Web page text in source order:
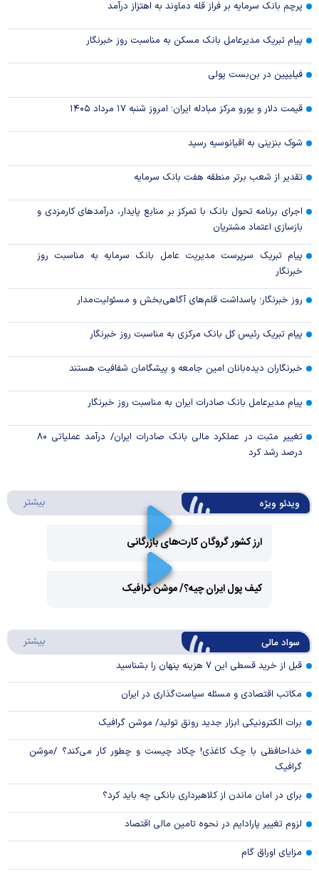
پرچم بانک سرمایه بر فراز قله دماوند به اهتزاز درآمد
پیام تبریک مدیرعامل بانک مسکن به مناسبت روز خبرنگار
فیلیپین در بن‌بست پولی
قیمت دلار و یورو مرکز مبادله ایران؛ امروز شنبه ۱۷ مرداد ۱۴۰۵
شوک بنزینی به اقیانوسیه رسید
تقدیر از شعب برتر منطقه هفت بانک سرمایه
اجرای برنامه تحول بانک با تمرکز بر منابع پایدار، درآمدهای کارمزدی و
بازسازی اعتماد مشتریان
پیام تبریک سرپرست مدیریت عامل بانک سرمایه به مناسبت روز
خبرنگار
روز خبرنگار؛ پاسداشت قلم‌های آگاهی‌بخش و مسئولیت‌مدار
پیام تبریک رئیس کل بانک مرکزی به مناسبت روز خبرنگار
خبرنگاران دیده‌بانان امین جامعه و پیشگامان شفافیت هستند
پیام مدیرعامل بانک صادرات ایران به مناسبت روز خبرنگار
تغییر مثبت در عملکرد مالی بانک صادرات ایران/ درآمد عملیاتی ۸۰
درصد رشد کرد
ویدئو ویژه بیشتر
ارز کشور گروگان کارت‌های بازرگانی
Video
کیف پول ایران چیه؟/ موشن گرافیک
سواد مالی بیشتر
قبل از خرید قسطی این ۷ هزینه پنهان را بشناسید
مکاتب اقتصادی و مسئله سیاست‌گذاری در ایران
برات الکترونیکی ابزار جدید رونق تولید/ موشن گرافیک
خداحافظی با چک کاغذی! چکاد چیست و چطور کار می‌کند؟ /موشن
گرافیک
برای در امان ماندن از کلاهبرداری بانکی چه باید کرد؟
لزوم تغییر پارادایم در نحوه تامین مالی اقتصاد
مزایای اوراق گام